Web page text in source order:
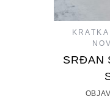
SRĐAN